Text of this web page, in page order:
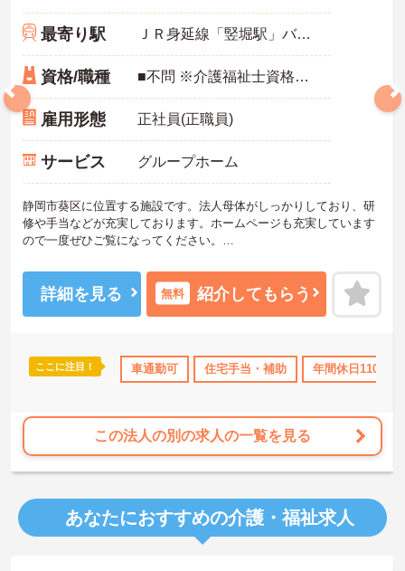
日以上 ボーナス・賞与あり 社会保険完備 退職金制度あり
最寄り駅 ＪＲ身延線「竪堀駅」バス・車6分
資格/職種 ■不問 ※介護福祉士資格保有の方は優遇あり。
雇用形態 正社員(正職員)
サービス グループホーム
静岡市葵区に位置する施設です。法人母体がしっかりしており、研
修や手当などが充実しております。ホームページも充実しています
ので一度ぜひご覧になってください。
「現場⇒リーダー⇒主任⇒係長⇒課長(病棟科長・施設長・所長・事
務長など)⇒次長⇒部長」
入社から10年満たずに所長や施設長にキャリアアップした職員もい
ご興味をお持ちの方には詳細の情報や面接のポイントなどお伝えい
たしますのでお気軽にお問い合わせくださいませ。
詳細を見る 無料 紹介してもらう
ここに注目！ 車通勤可 住宅手当・補助 年間休日110日以
この法人の別の求人の一覧を見る
あなたにおすすめの介護・福祉求人